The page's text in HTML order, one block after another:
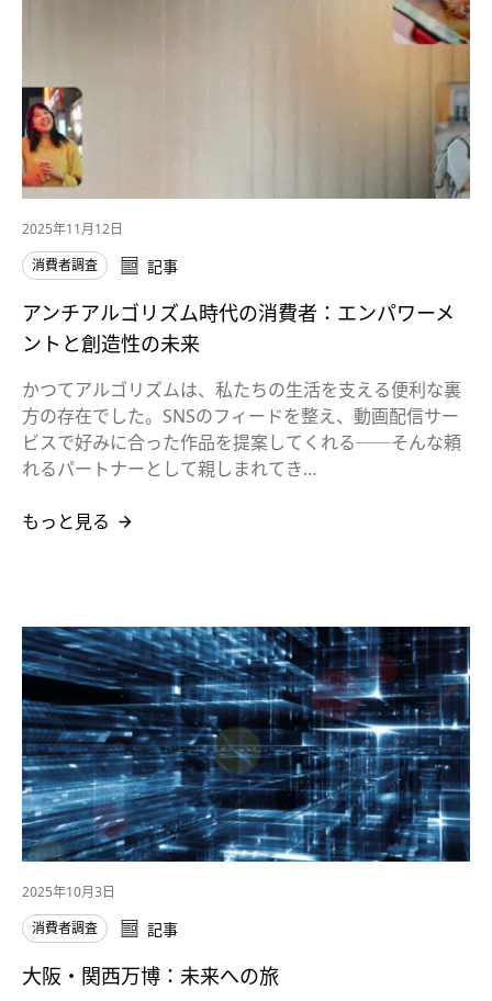
2025年11月12日
消費者調査
記事
アンチアルゴリズム時代の消費者：エンパワーメ
ントと創造性の未来
かつてアルゴリズムは、私たちの生活を支える便利な裏
方の存在でした。SNSのフィードを整え、動画配信サー
ビスで好みに合った作品を提案してくれる──そんな頼
れるパートナーとして親しまれてき…
もっと見る
2025年10月3日
消費者調査
記事
大阪・関西万博：未来への旅